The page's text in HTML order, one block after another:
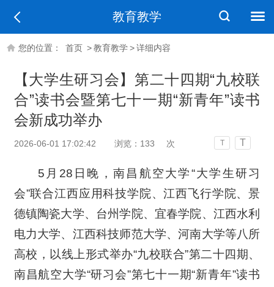
教育教学
您的位置： 首页 >教育教学>详细内容
【大学生研习会】第二十四期“九校联
合”读书会暨第七十一期“新青年”读书
会新成功举办
2026-06-01 17:02:42 浏览： 133 次 T T
5月28日晚，南昌航空大学“大学生研习
会”联合江西应用科技学院、江西飞行学院、景
德镇陶瓷大学、台州学院、宜春学院、江西水利
电力大学、江西科技师范大学、河南大学等八所
高校，以线上形式举办“九校联合”第二十四期、
南昌航空大学“研习会”第七十一期“新青年”读书